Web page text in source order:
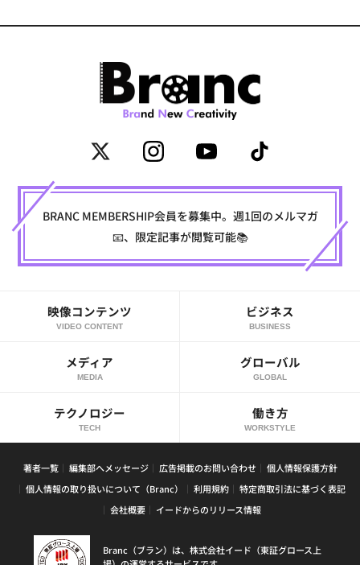
BRANC MEMBERSHIP会員を募集中。週1回のメルマガ
📧、限定記事が閲覧可能📚
映像コンテンツ
VIDEO CONTENT
ビジネス
BUSINESS
メディア
MEDIA
グローバル
GLOBAL
テクノロジー
TECH
働き方
WORKSTYLE
著者一覧 編集部へメッセージ 広告掲載のお問い合わせ
個人情報保護方針
個人情報の取り扱いについて（Branc）
利用規約
特定商取引法に基づく表記
会社概要
イードからのリリース情報
Branc（ブラン）は、株式会社イード（東証グロース上